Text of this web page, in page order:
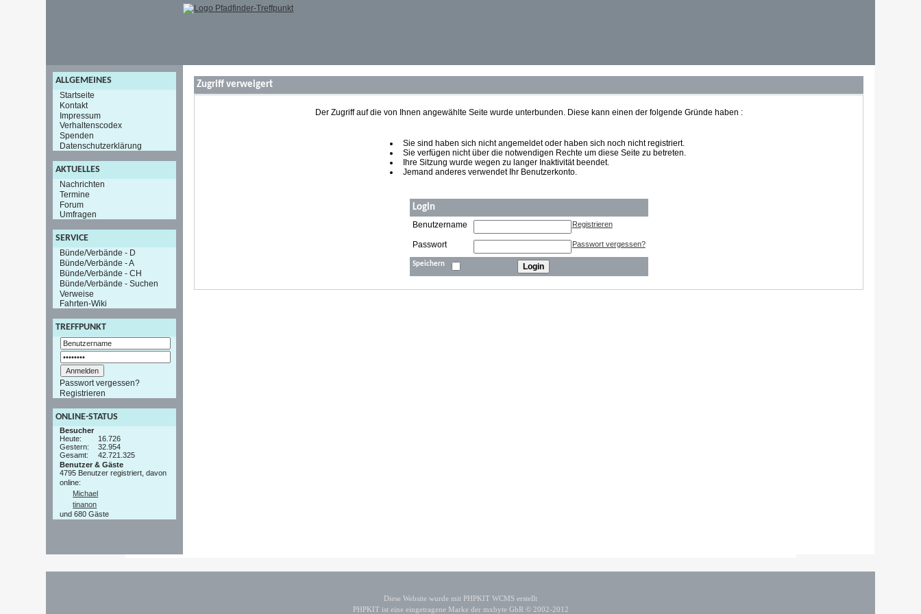
ALLGEMEINES
Startseite
Kontakt
Impressum
Verhaltenscodex
Spenden
Datenschutzerklärung
AKTUELLES
Nachrichten
Termine
Forum
Umfragen
SERVICE
Bünde/Verbände - D
Bünde/Verbände - A
Bünde/Verbände - CH
Bünde/Verbände - Suchen
Verweise
Fahrten-Wiki
TREFFPUNKT
Passwort vergessen?
Registrieren
ONLINE-STATUS
Besucher
Heute:
16.726
Gestern:
32.954
Gesamt:
42.721.325
Benutzer & Gäste
4795 Benutzer registriert, davon
online:
Michael
tinanon
und 680 Gäste
Zugriff verweigert
Der Zugriff auf die von Ihnen angewählte Seite wurde unterbunden. Diese kann einen der folgende Gründe haben :
Sie sind haben sich nicht angemeldet oder haben sich noch nicht registriert.
Sie verfügen nicht über die notwendigen Rechte um diese Seite zu betreten.
Ihre Sitzung wurde wegen zu langer Inaktivität beendet.
Jemand anderes verwendet Ihr Benutzerkonto.
Login
Benutzername Registrieren
Passwort Passwort vergessen?
Speichern
Diese Website wurde mit PHPKIT WCMS erstellt
PHPKIT ist eine eingetragene Marke der mxbyte GbR © 2002-2012